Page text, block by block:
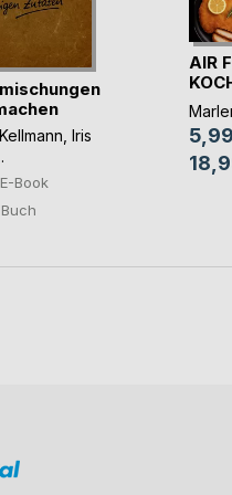
Iris
E-Book
Buch
AIR